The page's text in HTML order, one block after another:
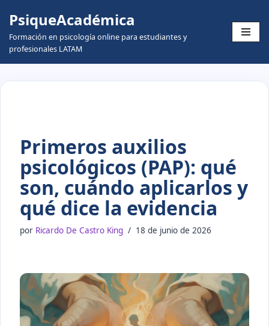
Skip
to
content
PsiqueAcadémica
Formación en psicología online para estudiantes y
profesionales LATAM
Primeros auxilios
psicológicos (PAP): qué
son, cuándo aplicarlos y
qué dice la evidencia
por Ricardo De Castro King 18 de junio de 2026